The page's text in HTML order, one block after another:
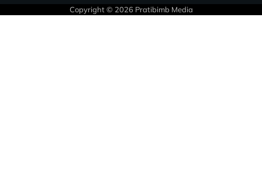
Copyright © 2026 Pratibimb Media